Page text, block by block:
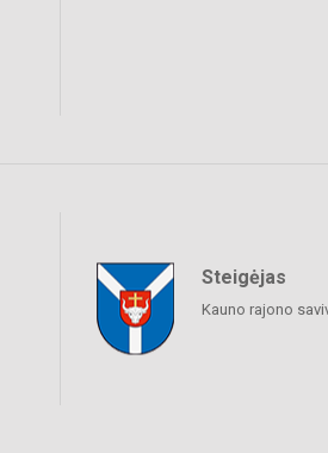
Steigėjas
Kauno rajono